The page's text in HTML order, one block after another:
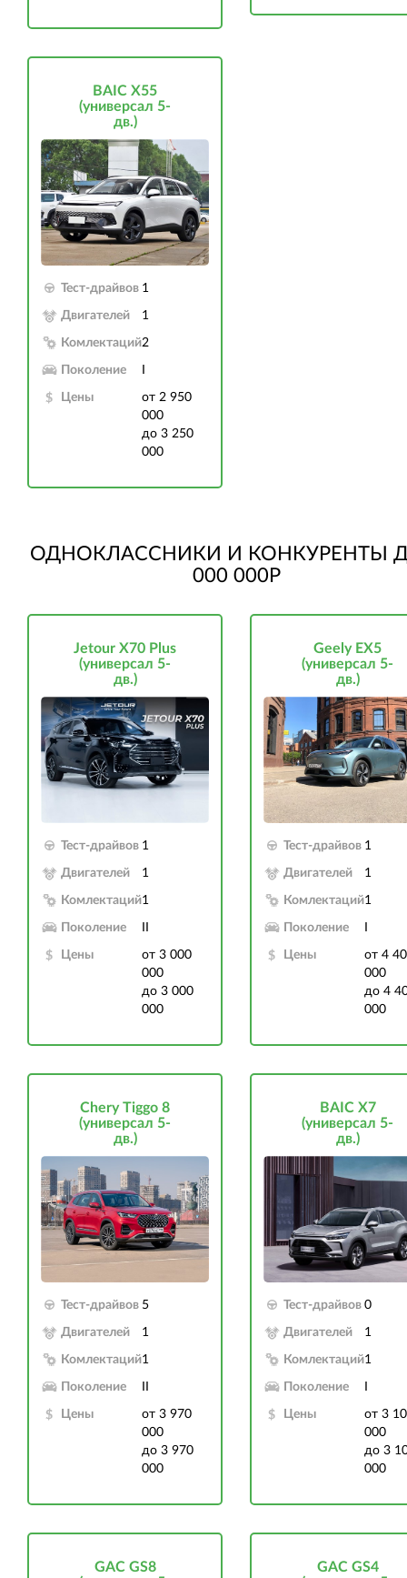
BAIC X55
(универсал 5-
дв.)
Тест-драйвов 1
Двигателей 1
Комлектаций2
Поколение
Цены
от 2 950
000
до 3 250
000
ОДНОКЛАССНИКИ И КОНКУРЕНТЫ
000 000Р
Jetour X70 Plus
(универсал 5-
дв.)
Тест-драйвов 1
Двигателей 1
Комлектаций1
Поколение
Цены
от 3 000
000
до 3 000
000
Geely EX5
(универсал 5-
дв.)
Тест-драйвов 1
Двигателей 1
Комлектаций1
Поколение
Цены
от 4
000
до 4
000
Chery Tiggo 8
(универсал 5-
дв.)
Тест-драйвов 5
Двигателей 1
Комлектаций1
Поколение
Цены
от 3 970
000
до 3 970
000
BAIC X7
(универсал 5-
дв.)
Тест-драйвов 0
Двигателей 1
Комлектаций1
Поколение
Цены
от 3
000
до 3
000
GAC GS8
GAC GS4